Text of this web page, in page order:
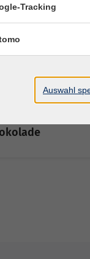
Abend
Tracking
Auswahl